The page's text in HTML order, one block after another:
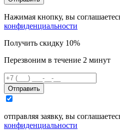
Нажимая кнопку, вы
конфиденциальности
Получить скидку 10%
Перезвоним в течение 2 минут
Отправить
отправляя заявку, вы
конфиденциальности